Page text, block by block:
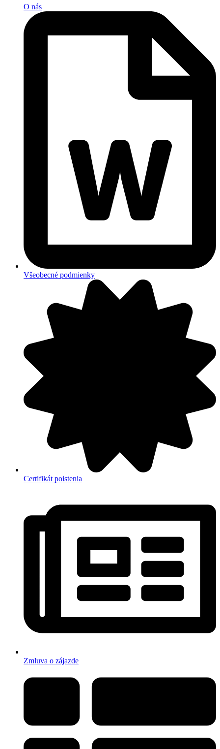
O nás
Všeobecné podmienky
Certifikát poistenia
Zmluva o zájazde